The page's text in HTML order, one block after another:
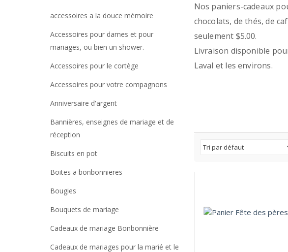
Nos paniers-cadeaux
chocolats, de thés, de
seulement $5.00.
Livraison disponible
Laval et les environs.
accessoires a la douce mémoire
Accessoires pour dames et pour
mariages, ou bien un shower.
Accessoires pour le cortège
Accessoires pour votre compagnons
Anniversaire d'argent
Bannières, enseignes de mariage et de
réception
Biscuits en pot
Boites a bonbonnieres
Bougies
Bouquets de mariage
Cadeaux de mariage Bonbonnière
Cadeaux de mariages pour la marié et le